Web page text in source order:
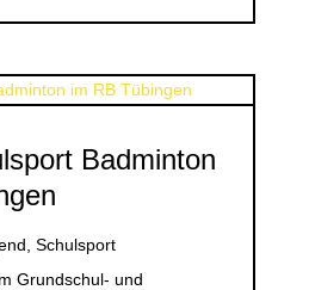
Badminton
Schulsport
Grundschul- und